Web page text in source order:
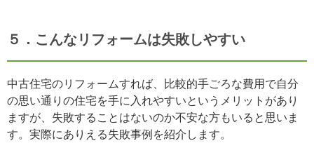
５．こんなリフォームは失敗しやすい
中古住宅のリフォームすれば、比較的手ごろな費用で自分
の思い通りの住宅を手に入れやすいというメリットがあり
ますが、失敗することはないのか不安な方もいると思いま
す。実際にありえる失敗事例を紹介します。